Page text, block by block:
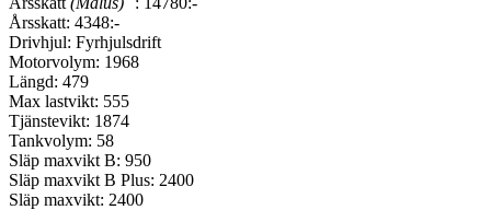
Årsskatt: 4348:-
Drivhjul: Fyrhjulsdrift
Motorvolym: 1968
Längd: 479
Max lastvikt: 555
Tjänstevikt: 1874
Tankvolym: 58
Släp maxvikt B: 950
Släp maxvikt B Plus: 2400
Släp maxvikt: 2400